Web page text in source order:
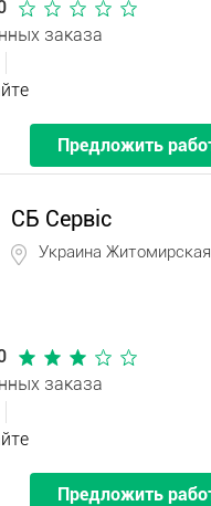
заказа
Предложить
СБ Сервіс
Украина
заказа
Предложить